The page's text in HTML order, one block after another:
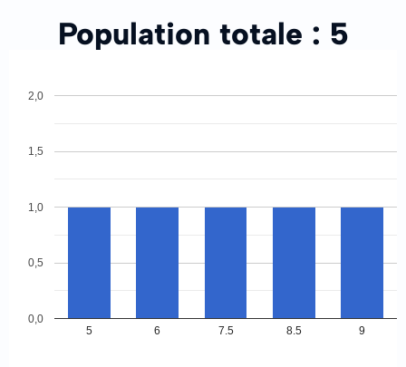
Population totale : 5
5 6 7.5 8.5 9
0,0
0,5
1,0
1,5
2,0